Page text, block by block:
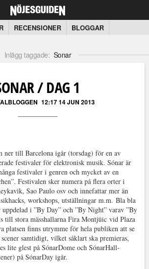
RECENSIONER BLOGGAR
Inlägg taggade: Sonar
/ DAG 1
12:17 14 JUN 2013
ner till Barcelona igår (torsdag) för en av
festivaler för elektronisk musik. Sónar är
festivaler i genren och mycket av en
Festivalen sker numera på flera orter i
Sao Paulo osv och innefattar mer än
workshops, utställningar m.m. Bla bla
i ”By Day” och ”By Night” varav ”By
till stora mässhallarna Fira Montjüicvid Plaza
platsen finns utrymme för hela publiken att se
samtidigt, vilket såklart ska premieras,
lite glest på SónarDome och SónarHall-
på SónarDay igår.